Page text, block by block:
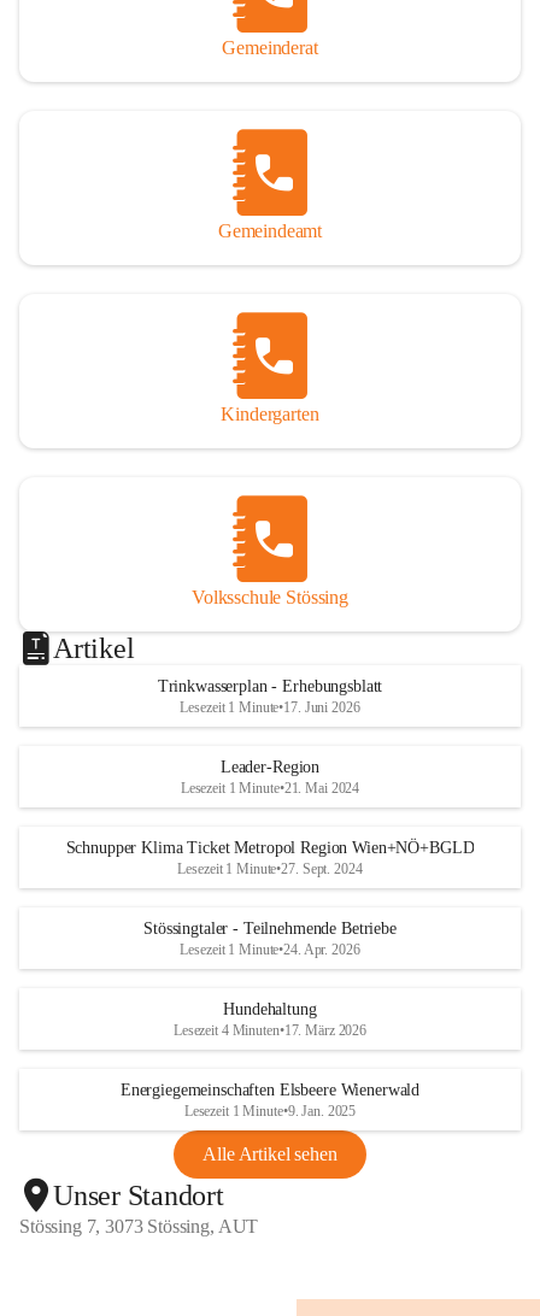
Gemeinderat
Gemeindeamt
Kindergarten
Volksschule Stössing
Artikel
Trinkwasserplan - Erhebungsblatt
Lesezeit 1 Minute•17. Juni 2026
Leader-Region
Lesezeit 1 Minute•21. Mai 2024
Schnupper Klima Ticket Metropol Region Wien+NÖ+BGLD
Lesezeit 1 Minute•27. Sept. 2024
Stössingtaler - Teilnehmende Betriebe
Lesezeit 1 Minute•24. Apr. 2026
Hundehaltung
Lesezeit 4 Minuten•17. März 2026
Energiegemeinschaften Elsbeere Wienerwald
Lesezeit 1 Minute•9. Jan. 2025
Alle Artikel sehen
Unser Standort
Stössing 7, 3073 Stössing, AUT